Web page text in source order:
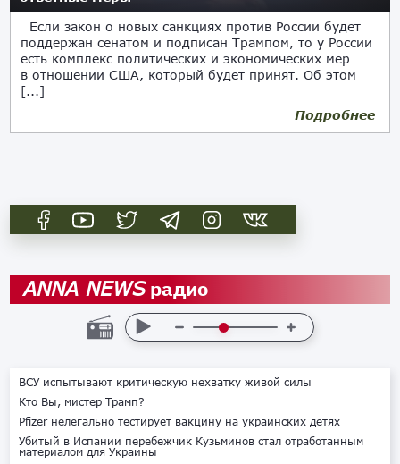
Если закон о новых санкциях против России будет
поддержан сенатом и подписан Трампом, то у России
есть комплекс политических и экономических мер
в отношении США, который будет принят. Об этом
[...]
Подробнее
ANNA NEWSрадио
ВСУ испытывают критическую нехватку живой силы
Кто Вы, мистер Трамп?
Pfizer нелегально тестирует вакцину на украинских детях
Убитый в Испании перебежчик Кузьминов стал отработанным
материалом для Украины